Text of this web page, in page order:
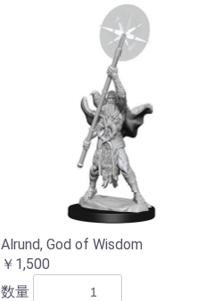
Alrund, God of Wisdom
￥1,500
数量